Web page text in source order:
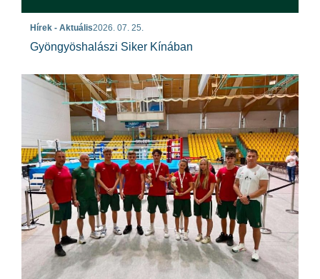
Hírek - Aktuális2026. 07. 25.
Gyöngyöshalászi Siker Kínában